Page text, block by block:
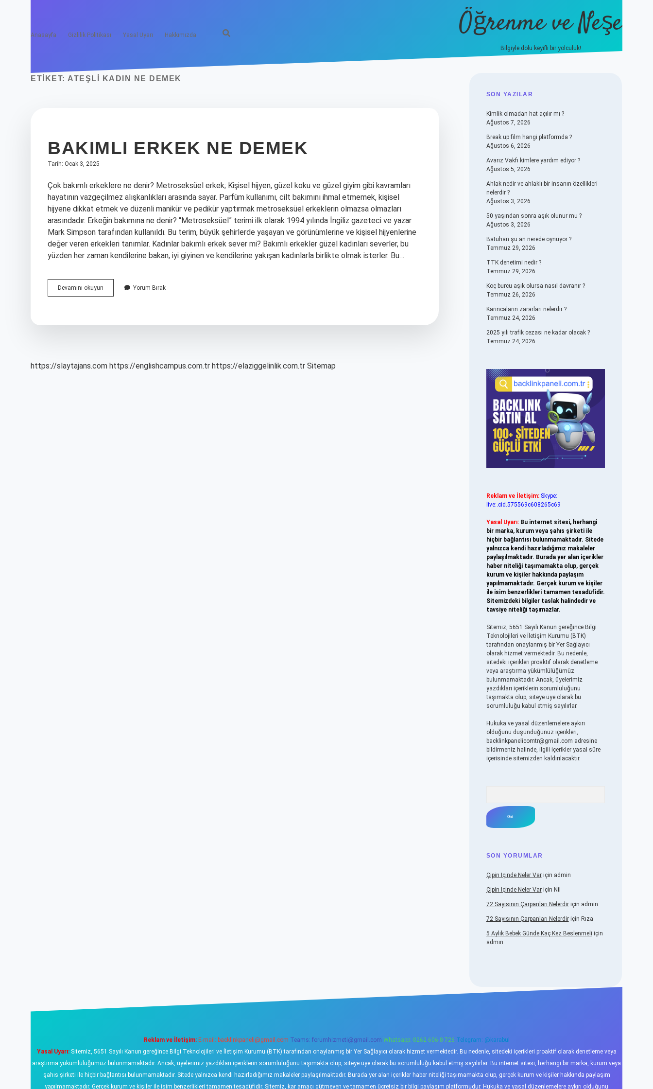
Anasayfa Gizlilik Politikası Yasal Uyarı Hakkımızda Öğrenme ve Neşe
Bilgiyle dolu keyifli bir yolculuk!
ETIKET: ATEŞLI KADIN NE DEMEK
BAKIMLI ERKEK NE DEMEK
Tarih: Ocak 3, 2025
Çok bakımlı erkeklere ne denir? Metroseksüel erkek; Kişisel hijyen, güzel koku ve güzel giyim gibi kavramları
hayatının vazgeçilmez alışkanlıkları arasında sayar. Parfüm kullanımı, cilt bakımını ihmal etmemek, kişisel
hijyene dikkat etmek ve düzenli manikür ve pedikür yaptırmak metroseksüel erkeklerin olmazsa olmazları
arasındadır. Erkeğin bakımına ne denir? “Metroseksüel” terimi ilk olarak 1994 yılında İngiliz gazeteci ve yazar
Mark Simpson tarafından kullanıldı. Bu terim, büyük şehirlerde yaşayan ve görünümlerine ve kişisel hijyenlerine
değer veren erkekleri tanımlar. Kadınlar bakımlı erkek sever mi? Bakımlı erkekler güzel kadınları severler, bu
yüzden her zaman kendilerine bakan, iyi giyinen ve kendilerine yakışan kadınlarla birlikte olmak isterler. Bu…
Devamını okuyun
Erkek
Yorum Bırak
https://slaytajans.com https://englishcampus.com.tr https://elaziggelinlik.com.tr Sitemap
SIDEBAR
SON YAZILAR
Kimlik olmadan hat açılır mı ?
Ağustos 7, 2026
Break up film hangi platformda ?
Ağustos 6, 2026
Avarız Vakfı kimlere yardım ediyor ?
Ağustos 5, 2026
Ahlak nedir ve ahlaklı bir insanın özellikleri
nelerdir ?
Ağustos 3, 2026
50 yaşından sonra aşık olunur mu ?
Ağustos 3, 2026
Batuhan şu an nerede oynuyor ?
Temmuz 29, 2026
TTK denetimi nedir ?
Temmuz 29, 2026
Koç burcu aşık olursa nasıl davranır ?
Temmuz 26, 2026
Karıncaların zararları nelerdir ?
Temmuz 24, 2026
2025 yılı trafik cezası ne kadar olacak ?
Temmuz 24, 2026
Reklam ve İletişim: Skype:
live:.cid.575569c608265c69
Yasal Uyarı: Bu internet sitesi, herhangi
bir marka, kurum veya şahıs şirketi ile
hiçbir bağlantısı bulunmamaktadır. Sitede
yalnızca kendi hazırladığımız makaleler
paylaşılmaktadır. Burada yer alan içerikler
haber niteliği taşımamakta olup, gerçek
kurum ve kişiler hakkında paylaşım
yapılmamaktadır. Gerçek kurum ve kişiler
ile isim benzerlikleri tamamen tesadüfidir.
Sitemizdeki bilgiler taslak halindedir ve
tavsiye niteliği taşımazlar.
Sitemiz, 5651 Sayılı Kanun gereğince Bilgi
Teknolojileri ve İletişim Kurumu (BTK)
tarafından onaylanmış bir Yer Sağlayıcı
olarak hizmet vermektedir. Bu nedenle,
sitedeki içerikleri proaktif olarak denetleme
veya araştırma yükümlülüğümüz
bulunmamaktadır. Ancak, üyelerimiz
yazdıkları içeriklerin sorumluluğunu
taşımakta olup, siteye üye olarak bu
sorumluluğu kabul etmiş sayılırlar.
Hukuka ve yasal düzenlemelere aykırı
olduğunu düşündüğünüz içerikleri,
backlinkpanelicomtr@gmail.com adresine
bildirmeniz halinde, ilgili içerikler yasal süre
içerisinde sitemizden kaldırılacaktır.
SON YORUMLAR
Çipin Içinde Neler Variçin admin
Çipin Içinde Neler Variçin Nil
72 Sayısının Çarpanları Nelerdiriçin admin
72 Sayısının Çarpanları Nelerdiriçin Rıza
5 Aylık Bebek Günde Kaç Kez Beslenmeli için
admin
Reklam ve İletişim: E-mail: backlinkpaneli@gmail.com Teams: forumhizmeti@gmail.com Whatsapp: 0262 606 0 726 Telegram: @karabul
Yasal Uyarı:Sitemiz, 5651 Sayılı Kanun gereğince Bilgi Teknolojileri ve İletişim Kurumu (BTK) tarafından onaylanmış bir Yer Sağlayıcı olarak hizmet vermektedir. Bu nedenle, sitedeki içerikleri proaktif olarak denetleme veya
araştırma yükümlülüğümüz bulunmamaktadır. Ancak, üyelerimiz yazdıkları içeriklerin sorumluluğunu taşımakta olup, siteye üye olarak bu sorumluluğu kabul etmiş sayılırlar. Bu internet sitesi, herhangi bir marka, kurum veya
şahıs şirketi ile hiçbir bağlantısı bulunmamaktadır. Sitede yalnızca kendi hazırladığımız makaleler paylaşılmaktadır. Burada yer alan içerikler haber niteliği taşımamakta olup, gerçek kurum ve kişiler hakkında paylaşım
yapılmamaktadır. Gerçek kurum ve kişiler ile isim benzerlikleri tamamen tesadüfidir. Sitemiz, kar amacı gütmeyen ve tamamen ücretsiz bir bilgi paylaşım platformudur. Hukuka ve yasal düzenlemelere aykırı olduğunu